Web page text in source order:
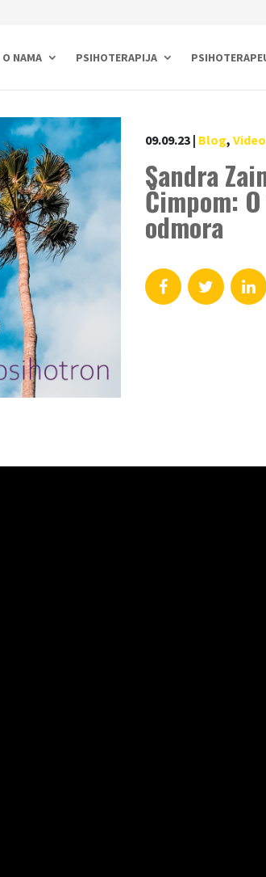
O NAMA PSIHOTERAPIJA
09.09.23 | Blog, Video
Sandra
Čimpom:
odmora